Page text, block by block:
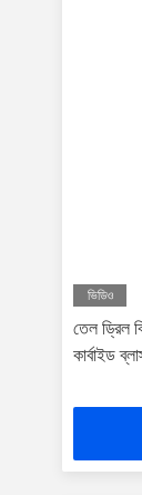
ভিডিও
তেল ড্রিল
কার্বাইড